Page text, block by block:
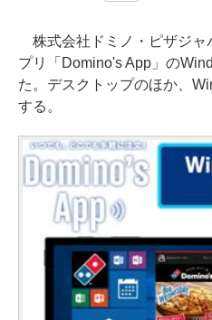
株式会社ドミノ・ピザジャ
プリ「Domino's App」の
た。デスクトップのほか、
する。